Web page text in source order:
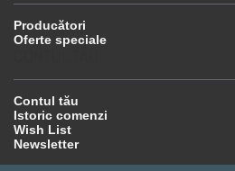
Producători
Oferte speciale
Contul tău
Istoric comenzi
Wish List
Newsletter